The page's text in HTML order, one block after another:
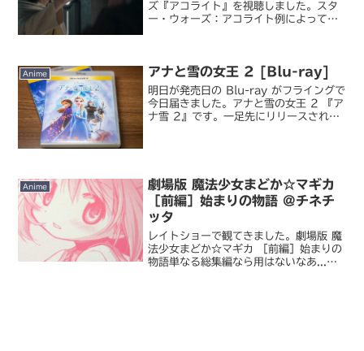
ズ『アコライト』を視聴しました。スタ
ー・ウォーズ：アコライト例によって全
百年前。ジェダ...
Anime アナと雪の女王 2 [Blu-ray]
明日が発売日の Blu-ray がフライングで
今日届きました。アナと雪の女王 2 『ア
ナ雪 2』です。一足先にリリースされて
Anime
劇場版 魔法少女まどか☆マギカ
［前編］始まりの物語 @チネチ
ッタ
レイトショーで観てきました。劇場版 魔
法少女まどか☆マギカ ［前編］始まりの
物語単なる総集編なら用はないなあ...と